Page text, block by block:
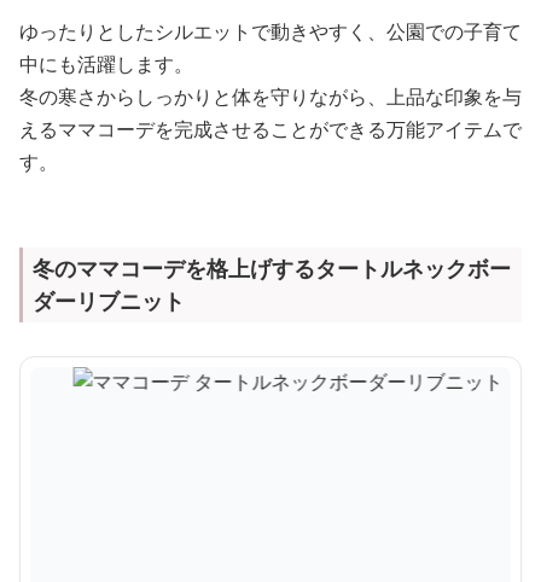
ゆったりとしたシルエットで動きやすく、公園での子育て
中にも活躍します。
冬の寒さからしっかりと体を守りながら、上品な印象を与
えるママコーデを完成させることができる万能アイテムで
す。
冬のママコーデを格上げするタートルネックボー
ダーリブニット